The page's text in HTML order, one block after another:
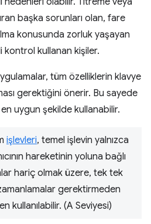
başka sorunları olan, fare
konusunda zorluk yaşayan
kullanan kişiler.
tüm özelliklerin klavye
gerektiğini önerir. Bu sayede
uygun şekilde kullanabilir.
işlevleri, temel işlevin yalnızca
hareketinin yoluna bağlı
hariç olmak üzere, tek tek
gerektirmeden
kullanılabilir. (A Seviyesi)